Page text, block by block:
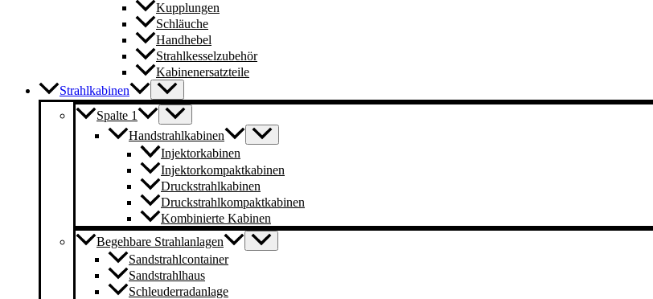
Kupplungen
Schläuche
Handhebel
Strahlkesselzubehör
Kabinenersatzteile
Strahlkabinen
Spalte 1
Handstrahlkabinen
Injektorkabinen
Injektorkompaktkabinen
Druckstrahlkabinen
Druckstrahlkompaktkabinen
Kombinierte Kabinen
Begehbare Strahlanlagen
Sandstrahlcontainer
Sandstrahlhaus
Schleuderradanlage